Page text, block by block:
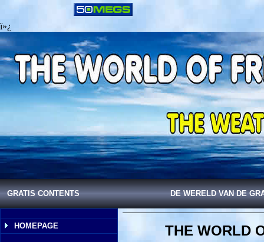
ï»¿
GRATIS CONTENTS DE WERELD VAN DE
HOMEPAGE THE WORLD